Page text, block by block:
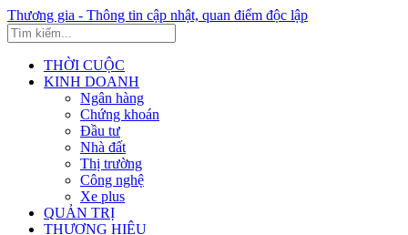
Thương gia - Thông tin cập nhật, quan điểm độc lập
THỜI CUỘC
KINH DOANH
Ngân hàng
Chứng khoán
Đầu tư
Nhà đất
Thị trường
Công nghệ
Xe plus
QUẢN TRỊ
THƯƠNG HIỆU